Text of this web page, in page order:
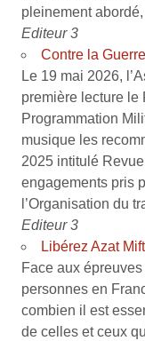
pleinement
Editeur 3
Contre la
Le 19 mai 2026,
première lecture le
Programmation
musique les
2025 intitulé
engagements pris
l’Organisation du
Editeur 3
Libérez Azat
Face aux
personnes en
combien il est
de celles et ceux